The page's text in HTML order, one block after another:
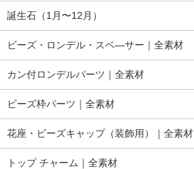
誕生石（1月〜12月）
ビーズ・ロンデル・スベ―サー｜全素材
カン付ロンデルパーツ｜全素材
ビーズ枠パーツ｜全素材
花座・ビーズキャップ（装飾用）｜全素材
トップ チャーム｜全素材